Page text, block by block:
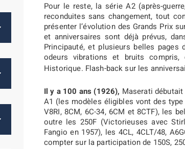
Pour le reste, la série A2 (après-
reconduites sans changement, tout
présenter l’évolution des Grands Prix
et anniversaires sont déjà prévus,
Principauté, et plusieurs belles
odeurs vibrations et bruits compris,
Historique. Flash-back sur les
Il y a 100 ans (1926), Maserati
A1 (les modèles éligibles vont des type
V8RI, 8CM, 6C-34, 6CM et 8CTF), les
outre les 250F (Victorieuses avec
Fangio en 1957), les 4CL, 4CLT/48,
compter sur la participation de 150S,